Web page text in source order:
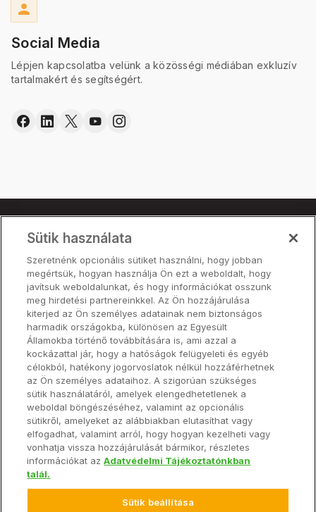
person
Social Media
Lépjen kapcsolatba velünk a közösségi médiában exkluzív
tartalmakért és segítségért.
Termék
Árak
Partnerek
Termék
Hardver
Névjegy
Végfelhasználói Szolgáltatási Megállapodás
Sütik használata
Szeretnénk opcionális sütiket használni, hogy jobban
megértsük, hogyan használja Ön ezt a weboldalt, hogy
javítsuk weboldalunkat, és hogy információkat osszunk
meg hirdetési partnereinkkel. Az Ön hozzájárulása
kiterjed az Ön személyes adatainak nem biztonságos
harmadik országokba, különösen az Egyesült
Államokba történő továbbítására is, ami azzal a
kockázattal jár, hogy a hatóságok felügyeleti és egyéb
célokból, hatékony jogorvoslatok nélkül hozzáférhetnek
az Ön személyes adataihoz. A szigorúan szükséges
sütik használatáról, amelyek elengedhetetlenek a
weboldal böngészéséhez, valamint az opcionális
sütikről, amelyeket az alábbiakban elutasíthat vagy
elfogadhat, valamint arról, hogy hogyan kezelheti vagy
vonhatja vissza hozzájárulását bármikor, részletes
információkat azAdatvédelmi Tájékoztatónkban
talál.
Sütik beállítása